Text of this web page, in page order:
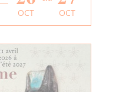
OCT OCT